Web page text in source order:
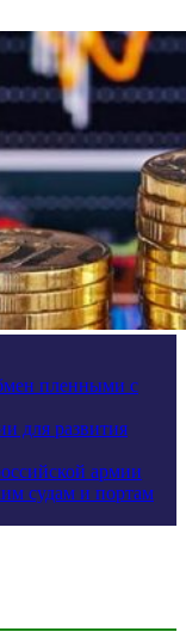
пленными с
для развития
армии
судам и портам